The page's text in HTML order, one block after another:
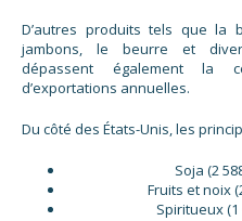
D’autres produits tels que la
jambons, le beurre et
dépassent également la
d’exportations annuelles.
Du côté des États-Unis, les
Soja (2
Fruits et noix
Spiritueux (1